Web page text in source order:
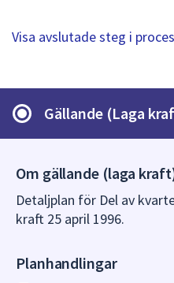
Visa avslutade steg i
Gällande (Laga
Om gällande (laga
Detaljplan för Del av
kraft 25 april 1996.
Planhandlingar